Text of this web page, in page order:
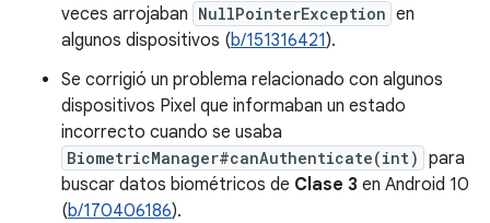
veces arrojaban NullPointerException en
algunos dispositivos (b/151316421).
Se corrigió un problema relacionado con algunos
dispositivos Pixel que informaban un estado
incorrecto cuando se usaba
BiometricManager#canAuthenticate(int) para
buscar datos biométricos de Clase 3 en Android 10
(b/170406186).